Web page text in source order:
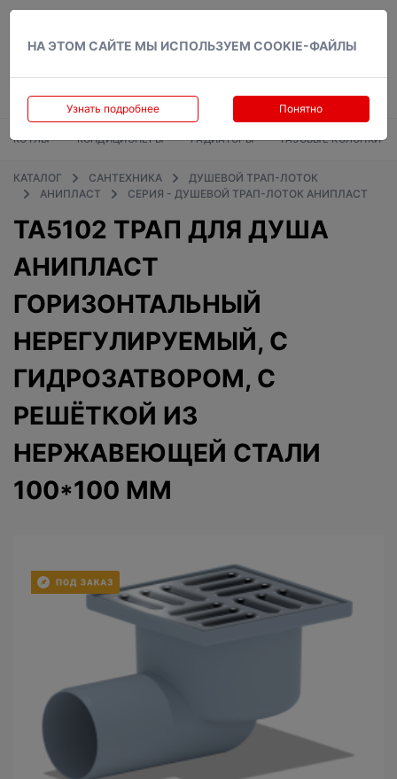
НА ЭТОМ САЙТЕ МЫ ИСПОЛЬЗУЕМ COOKIE-ФАЙЛЫ
Узнать подробнее Понятно
КОТЛЫ КОНДИЦИОНЕРЫ РАДИАТОРЫ ГАЗОВЫЕ КОЛОНКИ
КАТАЛОГ САНТЕХНИКА
ДУШЕВОЙ ТРАП-ЛОТОК
АНИПЛАСТ
СЕРИЯ - ДУШЕВОЙ ТРАП-ЛОТОК АНИПЛАСТ
TA5102 ТРАП ДЛЯ ДУША
АНИПЛАСТ
ГОРИЗОНТАЛЬНЫЙ
НЕРЕГУЛИРУЕМЫЙ, С
ГИДРОЗАТВОРОМ, С
РЕШЁТКОЙ ИЗ
НЕРЖАВЕЮЩЕЙ СТАЛИ
100*100 ММ